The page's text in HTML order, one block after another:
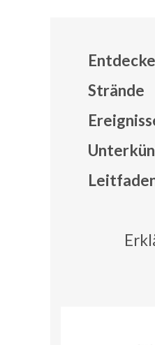
Strände